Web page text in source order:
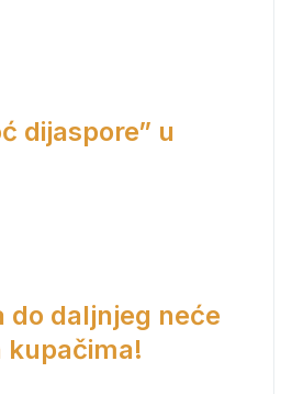
dijaspore” u
do daljnjeg neće
kupačima!